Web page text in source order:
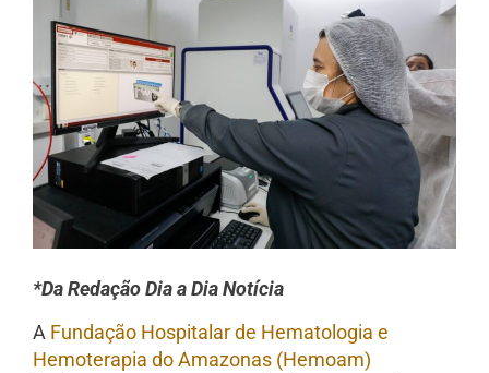
*Da Redação Dia a Dia Notícia
A Fundação Hospitalar de Hematologia e
Hemoterapia do Amazonas (Hemoam)